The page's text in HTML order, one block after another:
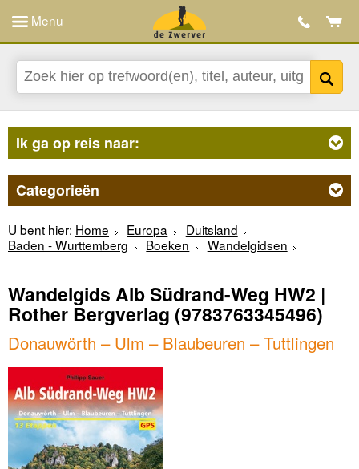
Menu
Ik ga op reis naar:
Categorieën
U bent hier: Home Europa
Duitsland
Baden - Wurttemberg
Boeken Wandelgidsen
Wandelgids Alb Südrand-Weg HW2 |
Rother Bergverlag (9783763345496)
Donauwörth – Ulm – Blaubeuren – Tuttlingen